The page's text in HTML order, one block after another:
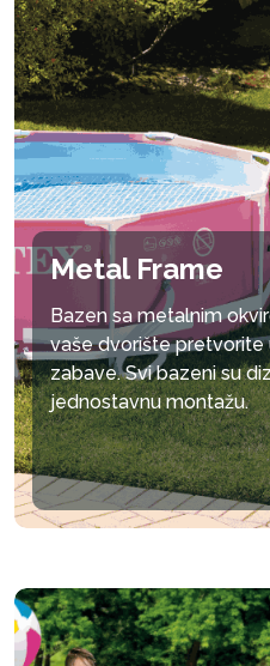
Metal Frame
Bazen sa metalnim
vaše dvorište pretvorite
zabave. Svi bazeni su
jednostavnu montažu.